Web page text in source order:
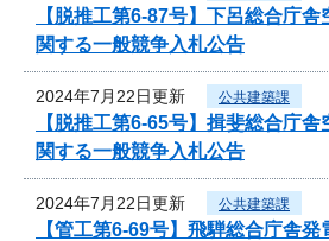
【脱推工第6-87号】下呂総合庁
関する一般競争入札公告
2024年7月22日更新 公共建築課
【脱推工第6-65号】揖斐総合庁
関する一般競争入札公告
2024年7月22日更新 公共建築課
【管工第6-69号】飛騨総合庁舎